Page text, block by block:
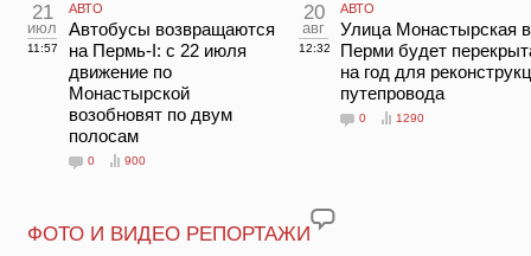
21
июл
11:57
АВТО
Автобусы возвращаются
на Пермь-I: с 22 июля
движение по
Монастырской
возобновят по двум
полосам
0 900
20
авг
12:32
АВТО
Улица Монастырская в
Перми будет
на год для
путепровода
0 1290
ФОТО И ВИДЕО РЕПОРТАЖИ